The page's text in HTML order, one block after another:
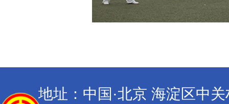
地址：中国·北京 海淀区中